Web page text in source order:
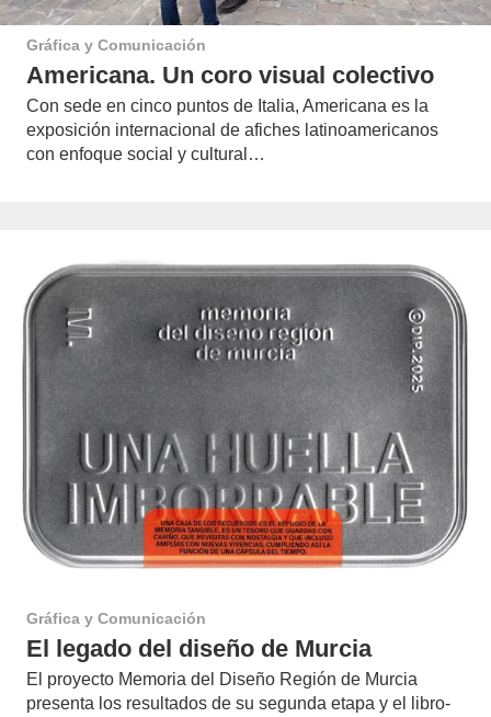
Gráfica y Comunicación
Americana. Un coro visual colectivo
Con sede en cinco puntos de Italia, Americana es la
exposición internacional de afiches latinoamericanos
con enfoque social y cultural…
Gráfica y Comunicación
El legado del diseño de Murcia
El proyecto Memoria del Diseño Región de Murcia
presenta los resultados de su segunda etapa y el libro-